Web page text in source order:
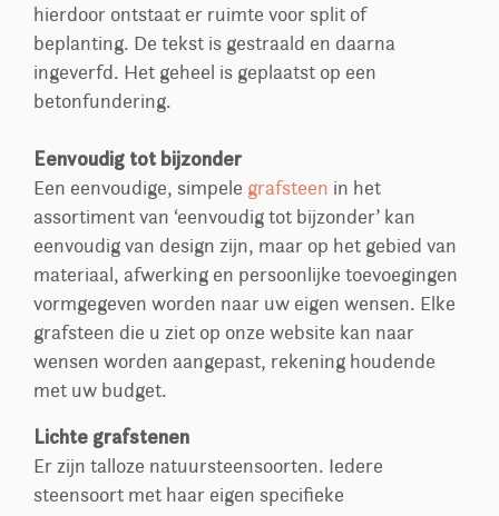
hierdoor ontstaat er ruimte voor split of
beplanting. De tekst is gestraald en daarna
ingeverfd. Het geheel is geplaatst op een
betonfundering.
Eenvoudig tot bijzonder
Een eenvoudige, simpele grafsteen in het
assortiment van ‘eenvoudig tot bijzonder’ kan
eenvoudig van design zijn, maar op het gebied van
materiaal, afwerking en persoonlijke toevoegingen
vormgegeven worden naar uw eigen wensen. Elke
grafsteen die u ziet op onze website kan naar
wensen worden aangepast, rekening houdende
met uw budget.
Lichte grafstenen
Er zijn talloze natuursteensoorten. Iedere
steensoort met haar eigen specifieke